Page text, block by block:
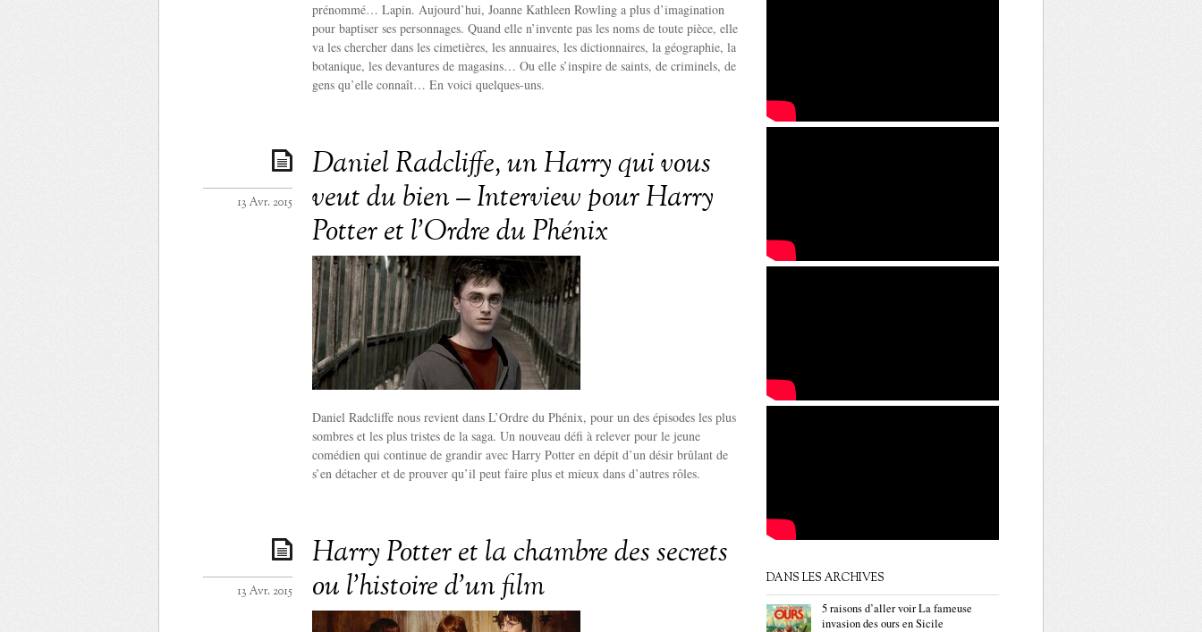
prénommé… Lapin. Aujourd’hui, Joanne Kathleen Rowling a plus d’imagination
pour baptiser ses personnages. Quand elle n’invente pas les noms de toute pièce, elle
va les chercher dans les cimetières, les annuaires, les dictionnaires, la géographie, la
botanique, les devantures de magasins… Ou elle s’inspire de saints, de criminels, de
gens qu’elle connaît… En voici quelques-uns.
Daniel Radcliffe, un Harry qui vous
veut du bien – Interview pour Harry
Potter et l’Ordre du Phénix
13 Avr. 2015
Daniel Radcliffe nous revient dans L’Ordre du Phénix, pour un des épisodes les plus
sombres et les plus tristes de la saga. Un nouveau défi à relever pour le jeune
comédien qui continue de grandir avec Harry Potter en dépit d’un désir brûlant de
s’en détacher et de prouver qu’il peut faire plus et mieux dans d’autres rôles.
Harry Potter et la chambre des secrets
ou l’histoire d’un film
13 Avr. 2015
DANS LES ARCHIVES
5 raisons d’aller voir La fameuse
invasion des ours en Sicile